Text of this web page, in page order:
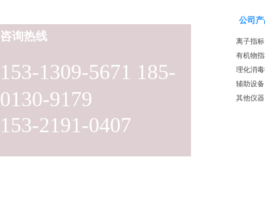
153-1309-5671 185-
0130-9179
153-2191-0407
咨询热线
公司
离子指标
有机物
理化消
辅助设备
其他仪器